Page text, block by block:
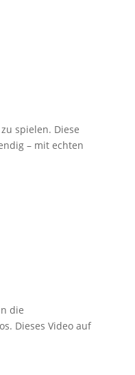
spielen. Diese
– mit echten
die
Dieses Video auf